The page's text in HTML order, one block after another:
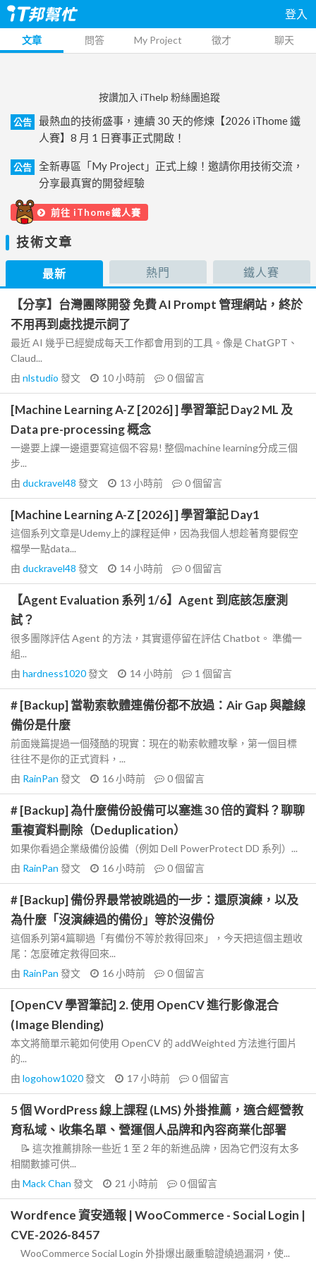
登入
文章 問答 My Project 徵才 聊天
按讚加入 iThelp 粉絲團追蹤
公告
最熱血的技術盛事，連續 30 天的修煉【2026 iThome 鐵
人賽】8 月 1 日賽事正式開啟！
公告
全新專區「My Project」正式上線！邀請你用技術交流，
分享最真實的開發經驗
前往 iThome鐵人賽
技術文章
最新 熱門 鐵人賽
【分享】台灣團隊開發 免費 AI Prompt 管理網站，終於
不用再到處找提示詞了
最近 AI 幾乎已經變成每天工作都會用到的工具。像是 ChatGPT、
Claud...
由 nlstudio 發文 10 小時前 0個留言
[Machine Learning A-Z [2026] ] 學習筆記 Day2 ML 及
Data pre-processing 概念
一邊要上課一邊還要寫這個不容易! 整個machine learning分成三個
步...
由 duckravel48 發文 13 小時前 0個留言
[Machine Learning A-Z [2026] ] 學習筆記 Day1
這個系列文章是Udemy上的課程延伸，因為我個人想趁著育嬰假空
檔學一點data...
由 duckravel48 發文 14 小時前 0個留言
【Agent Evaluation 系列 1/6】Agent 到底該怎麼測
試？
很多團隊評估 Agent 的方法，其實還停留在評估 Chatbot。 準備一
組...
由 hardness1020發文 14 小時前 1 個留言
# [Backup] 當勒索軟體連備份都不放過：Air Gap 與離線
備份是什麼
前面幾篇提過一個殘酷的現實：現在的勒索軟體攻擊，第一個目標
往往不是你的正式資料，...
由 RainPan 發文 16 小時前 0個留言
# [Backup] 為什麼備份設備可以塞進 30 倍的資料？聊聊
重複資料刪除（Deduplication）
如果你看過企業級備份設備（例如 Dell PowerProtect DD 系列）...
由 RainPan 發文 16 小時前 0個留言
# [Backup] 備份界最常被跳過的一步：還原演練，以及
為什麼「沒演練過的備份」等於沒備份
這個系列第4篇聊過「有備份不等於救得回來」，今天把這個主題收
尾：怎麼確定救得回來...
由 RainPan 發文 16 小時前 0個留言
[OpenCV 學習筆記] 2. 使用 OpenCV 進行影像混合
(Image Blending)
本文將簡單示範如何使用 OpenCV 的 addWeighted 方法進行圖片
的...
由 logohow1020發文 17 小時前 0個留言
5 個 WordPress 線上課程 (LMS) 外掛推薦，適合經營教
育私域、收集名單、營運個人品牌和內容商業化部署
📝 這次推薦排除一些近 1 至 2 年的新進品牌，因為它們沒有太多
相關數據可供...
由 Mack Chan 發文 21 小時前 0個留言
Wordfence 資安通報 | WooCommerce - Social Login |
CVE-2026-8457
WooCommerce Social Login 外掛爆出嚴重驗證繞過漏洞，使...